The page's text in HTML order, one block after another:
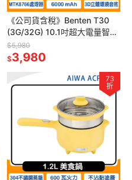
《公司貨含稅》Benten T30
(3G/32G) 10.1吋超大電量智慧
平板~送精美皮套+玻璃保貼
$5,980
$3,980
73
折